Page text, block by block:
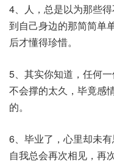
4、人，总是以为那些
到自己身边的那简简单
后才懂得珍惜。
5、其实你知道，任何
不会撑的太久，毕竟感
的。
6、毕业了，心里却未
自我总会再次相见，再